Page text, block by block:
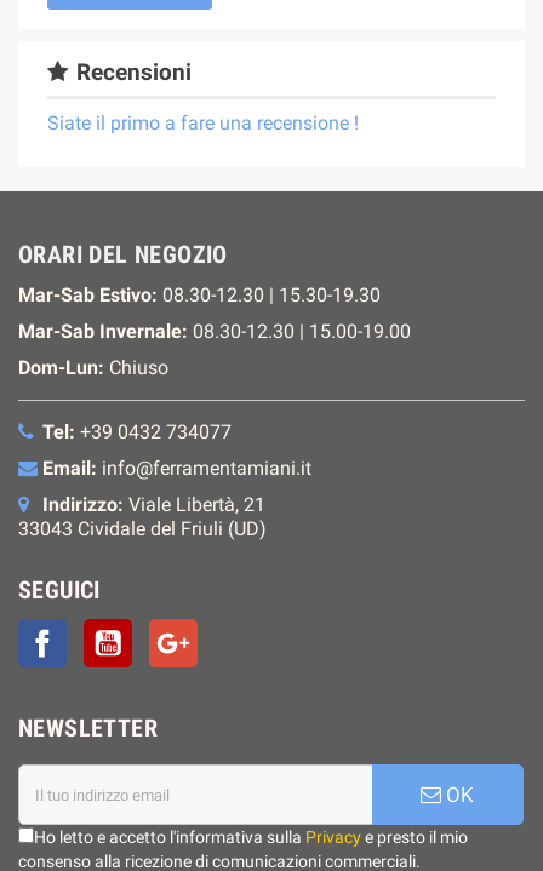
Recensioni
Siate il primo a fare una recensione !
ORARI DEL NEGOZIO
Mar-Sab Estivo: 08.30-12.30 | 15.30-19.30
Mar-Sab Invernale: 08.30-12.30 | 15.00-19.00
Dom-Lun: Chiuso
Tel: +39 0432 734077
Email: info@ferramentamiani.it
Indirizzo: Viale Libertà, 21
33043 Cividale del Friuli (UD)
SEGUICI
FacebookYouTube
NEWSLETTER
OK
Ho letto e accetto l'informativa sulla Privacye presto il mio
consenso alla ricezione di comunicazioni commerciali.